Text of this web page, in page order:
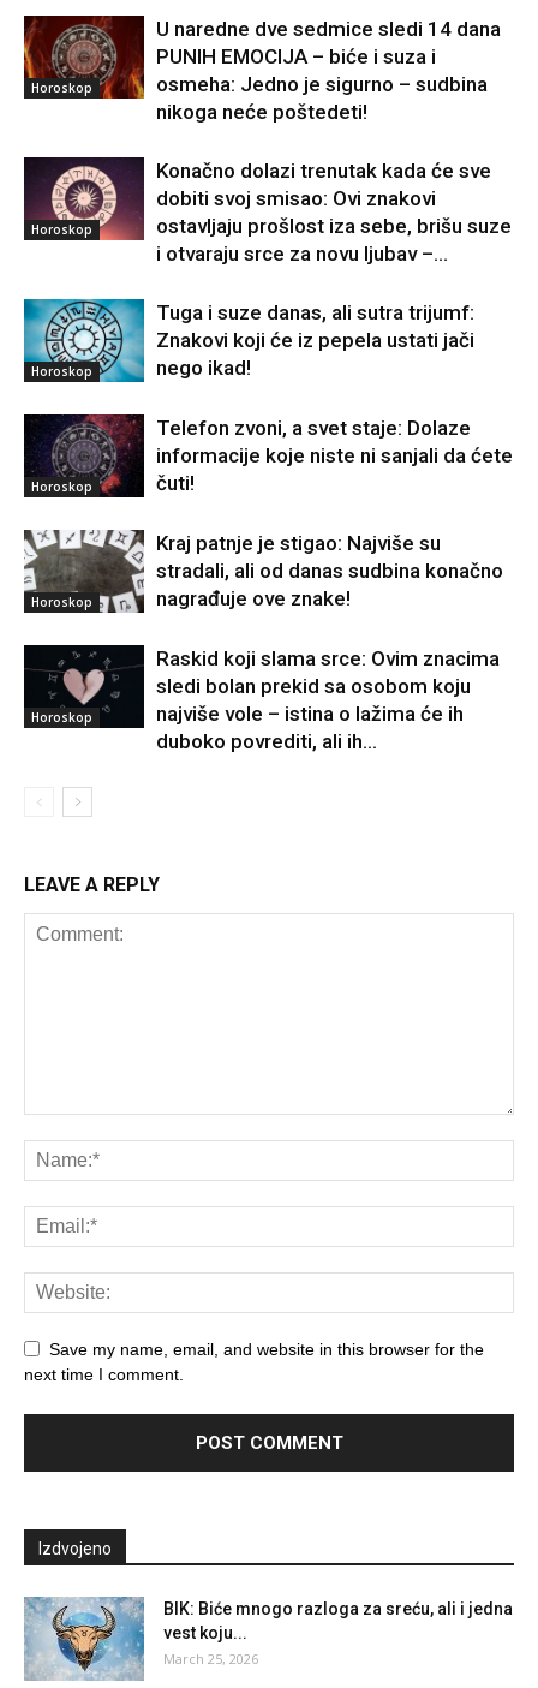
Horoskop
U naredne dve sedmice sledi 14 dana
PUNIH EMOCIJA – biće i suza i
osmeha: Jedno je sigurno – sudbina
nikoga neće poštedeti!
Horoskop
Konačno dolazi trenutak kada će sve
dobiti svoj smisao: Ovi znakovi
ostavljaju prošlost iza sebe, brišu suze
i otvaraju srce za novu ljubav –...
Horoskop
Tuga i suze danas, ali sutra trijumf:
Znakovi koji će iz pepela ustati jači
nego ikad!
Horoskop
Telefon zvoni, a svet staje: Dolaze
informacije koje niste ni sanjali da ćete
čuti!
Horoskop
Kraj patnje je stigao: Najviše su
stradali, ali od danas sudbina konačno
nagrađuje ove znake!
Horoskop
Raskid koji slama srce: Ovim znacima
sledi bolan prekid sa osobom koju
najviše vole – istina o lažima će ih
duboko povrediti, ali ih...
LEAVE A REPLY
Save my name, email, and website in this browser for the
next time I comment.
Izdvojeno
BIK: Biće mnogo razloga za sreću, ali i jedna
vest koju...
March 25, 2026